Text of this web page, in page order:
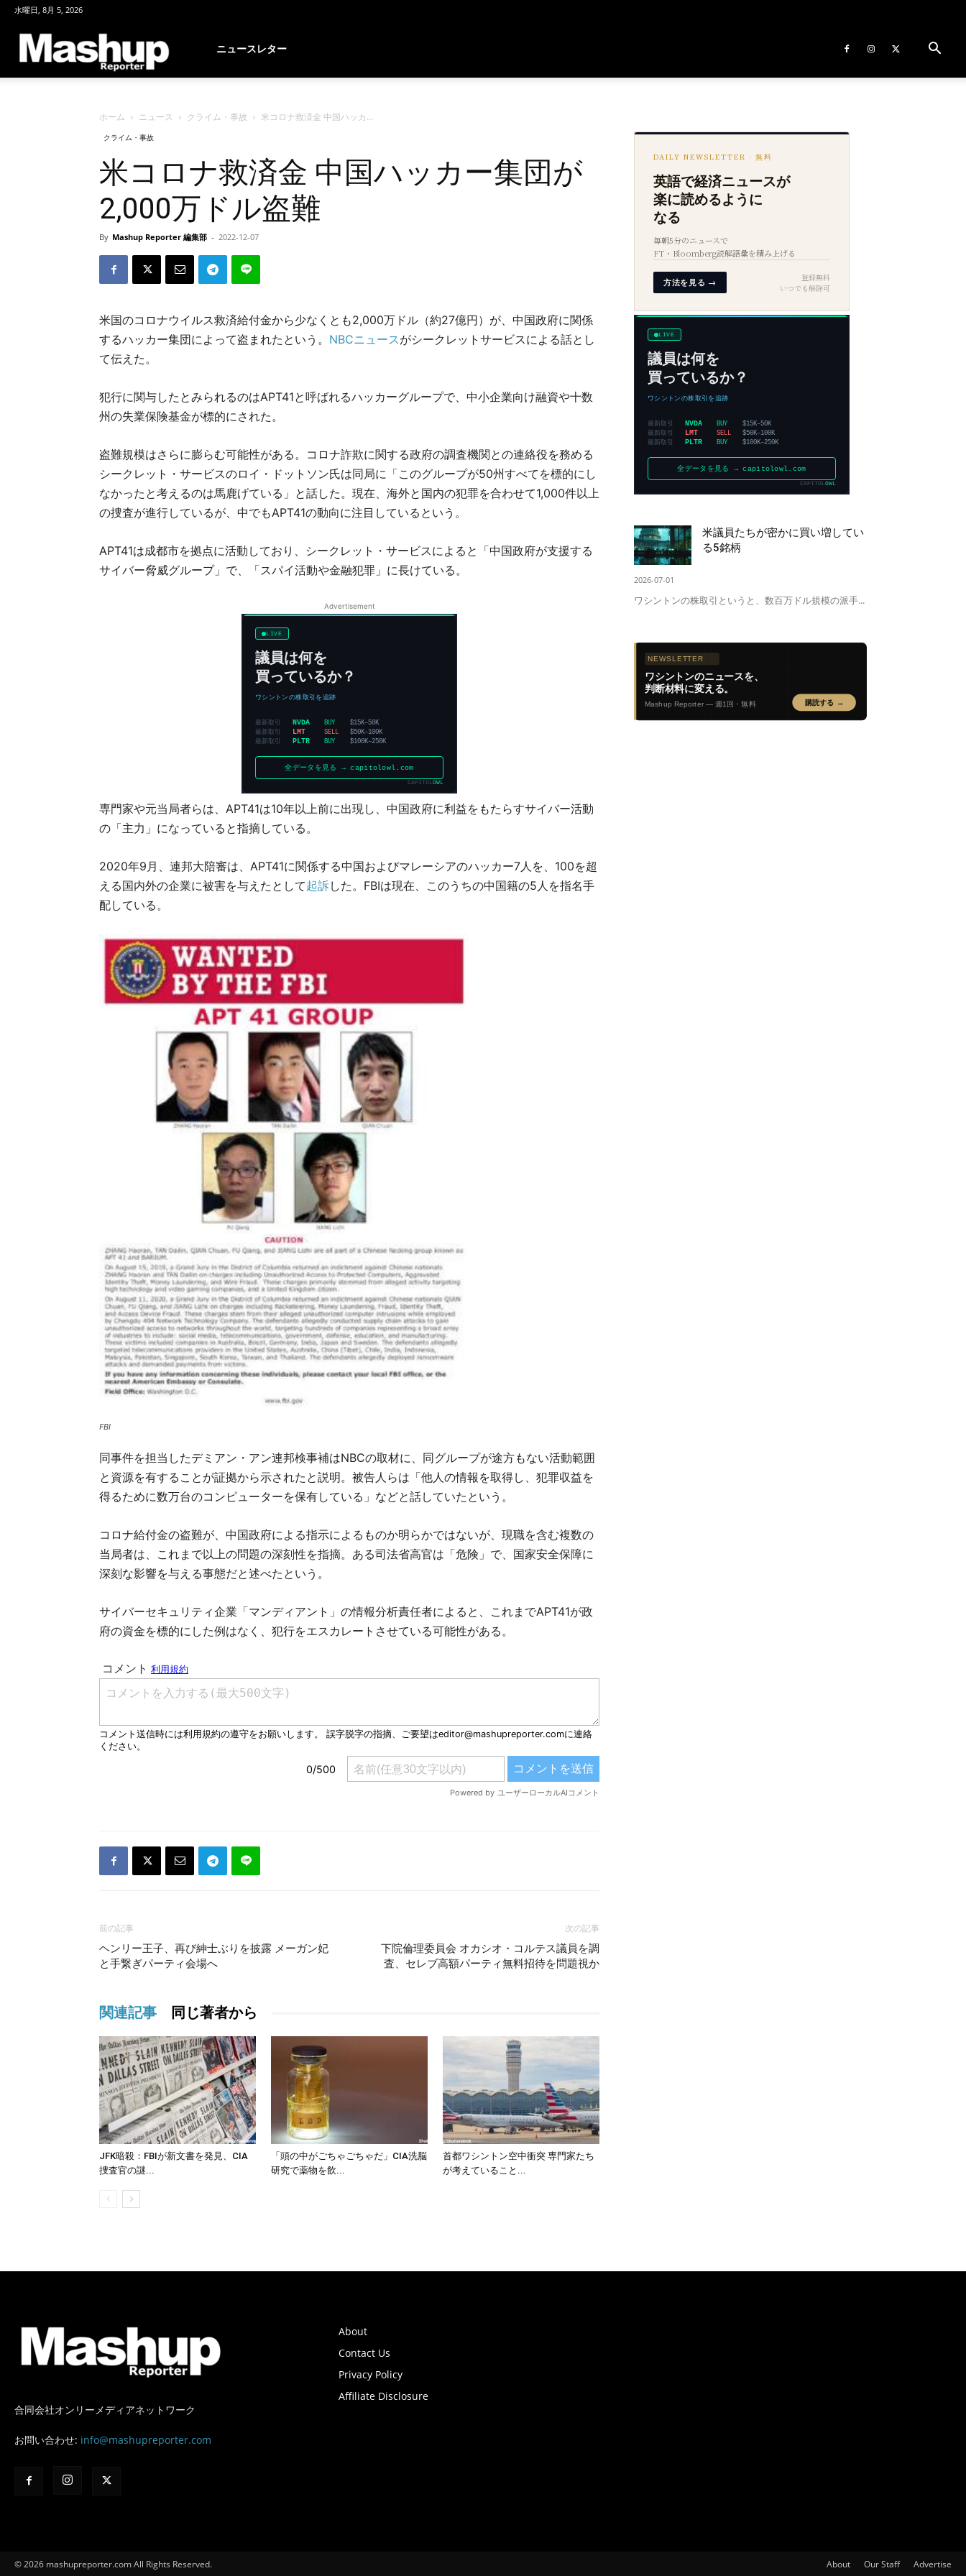
水曜日, 8月 5, 2026
ニュースレター
ホーム ニュース クライム・事故 米コロナ救済金 中国ハッカ...
クライム・事故
米コロナ救済金 中国ハッカー集団が
2,000万ドル盗難
By Mashup Reporter 編集部 - 2022-12-07
米国のコロナウイルス救済給付金から少なくとも2,000万ドル（約27億円）が、中国政府に関係
するハッカー集団によって盗まれたという。 NBCニュースがシークレットサービスによる話とし
て伝えた。
犯行に関与したとみられるのはAPT41と呼ばれるハッカーグループで、中小企業向け融資や十数
州の失業保険基金が標的にされた。
盗難規模はさらに膨らむ可能性がある。コロナ詐欺に関する政府の調査機関との連絡役を務める
シークレット・サービスのロイ・ドットソン氏は同局に「このグループが50州すべてを標的にし
なかったと考えるのは馬鹿げている」と話した。現在、海外と国内の犯罪を合わせて1,000件以上
の捜査が進行しているが、中でもAPT41の動向に注目しているという。
APT41は成都市を拠点に活動しており、シークレット・サービスによると「中国政府が支援する
サイバー脅威グループ」で、「スパイ活動や金融犯罪」に長けている。
Advertisement
専門家や元当局者らは、APT41は10年以上前に出現し、中国政府に利益をもたらすサイバー活動
の「主力」になっていると指摘している。
2020年9月、連邦大陪審は、APT41に関係する中国およびマレーシアのハッカー7人を、100を超
える国内外の企業に被害を与えたとして起訴した。FBIは現在、このうちの中国籍の5人を指名手
配している。
FBI
同事件を担当したデミアン・アン連邦検事補はNBCの取材に、同グループが途方もない活動範囲
と資源を有することが証拠から示されたと説明。被告人らは「他人の情報を取得し、犯罪収益を
得るために数万台のコンピューターを保有している」などと話していたという。
コロナ給付金の盗難が、中国政府による指示によるものか明らかではないが、現職を含む複数の
当局者は、これまで以上の問題の深刻性を指摘。ある司法省高官は「危険」で、国家安全保障に
深刻な影響を与える事態だと述べたという。
サイバーセキュリティ企業「マンディアント」の情報分析責任者によると、これまでAPT41が政
府の資金を標的にした例はなく、犯行をエスカレートさせている可能性がある。
前の記事
ヘンリー王子、再び紳士ぶりを披露 メーガン妃
と手繋ぎパーティ会場へ
次の記事
下院倫理委員会 オカシオ・コルテス議員を調
査、セレブ高額パーティ無料招待を問題視か
関連記事 同じ著者から
JFK暗殺：FBIが新文書を発見、CIA
捜査官の謎...
「頭の中がごちゃごちゃだ」CIA洗脳
研究で薬物を飲...
首都ワシントン空中衝突 専門家たち
が考えていること...
米議員たちが密かに買い増してい
る5銘柄
2026-07-01
ワシントンの株取引というと、数百万ドル規模の派手...
NEWSLETTER
ワシントンのニュースを、
判断材料に変える。
Mashup Reporter — 週1回・無料 購読する →
合同会社オンリーメディアネットワーク
お問い合わせ: info@mashupreporter.com
About
Contact Us
Privacy Policy
Affiliate Disclosure
About Our Staff Advertise
© 2026 mashupreporter.com All Rights Reserved.